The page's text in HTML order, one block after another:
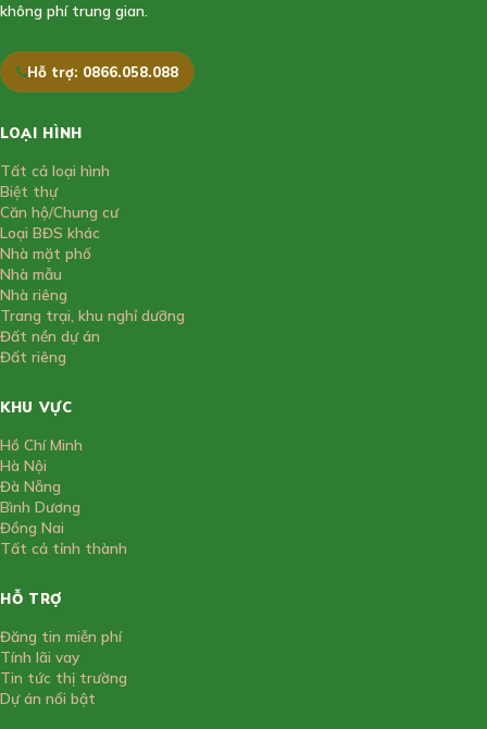
không phí trung gian.
Hỗ trợ: 0866.058.088
LOẠI HÌNH
Tất cả loại hình
Biệt thự
Căn hộ/Chung cư
Loại BĐS khác
Nhà mặt phố
Nhà mẫu
Nhà riêng
Trang trại, khu nghỉ dưỡng
Đất nền dự án
Đất riêng
KHU VỰC
Hồ Chí Minh
Hà Nội
Đà Nẵng
Bình Dương
Đồng Nai
Tất cả tỉnh thành
HỖ TRỢ
Đăng tin miễn phí
Tính lãi vay
Tin tức thị trường
Dự án nổi bật